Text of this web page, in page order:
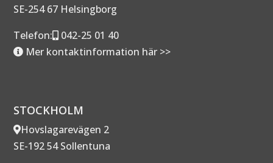
SE-254 67 Helsingborg
Telefon:
042-25 01 40
Mer kontaktinformation här >>
STOCKHOLM
Hovslagarevägen 2
SE-192 54 Sollentuna